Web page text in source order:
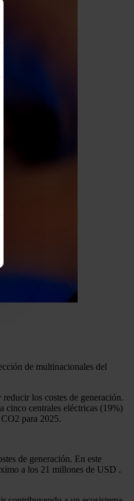
de multinacionales del
los costes de generación.
cinco centrales eléctricas (19%)
para 2025.
de generación. En este
a los 21 millones de USD .